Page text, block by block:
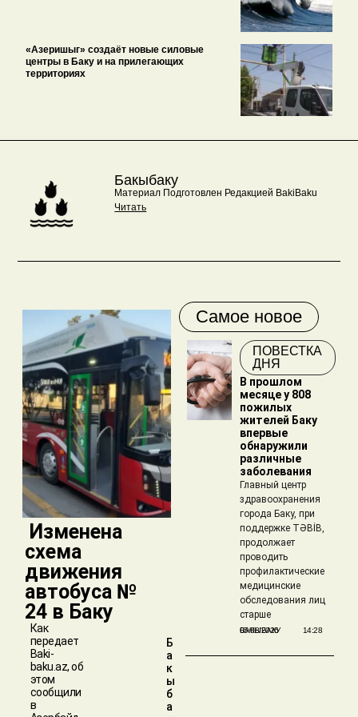
«Азеришыг» создаёт новые силовые
центры в Баку и на прилегающих
территориях
Бакыбаку
Материал Подготовлен Редакцией BakiBaku
Читать
​ Изменена
схема
движения
автобуса №
24 в Баку
Как
передает
Baki-
baku.az, об
этом
сообщили
в
Б
а
к
ы
б
а
Самое новое
ПОВЕСТКА
ДНЯ
В прошлом
месяце у 808
пожилых
жителей Баку
впервые
обнаружили
различные
заболевания
Главный центр
здравоохранения
города Баку, при
поддержке TƏBİB,
продолжает
проводить
профилактические
медицинские
обследования лиц
старше
БАКЫБАКУ
05/08/2026 14:28